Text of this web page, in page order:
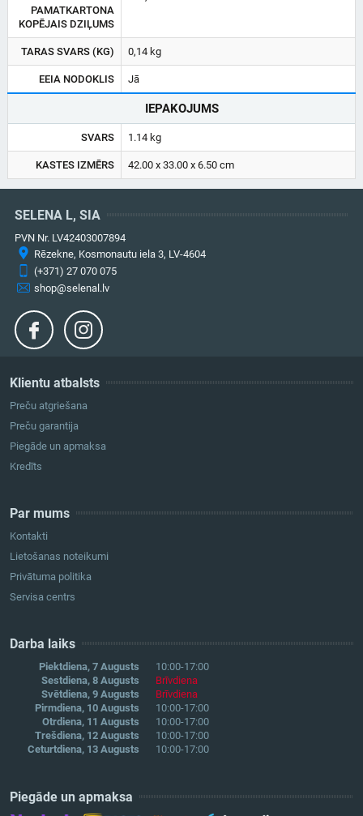
PAMATKARTONA
KOPĒJAIS DZIĻUMS
TARAS SVARS (KG) 0,14 kg
EEIA NODOKLIS Jā
IEPAKOJUMS
SVARS 1.14 kg
KASTES IZMĒRS 42.00 x 33.00 x 6.50 cm
Klientu atbalsts
Preču atgriešana
Preču garantija
Piegāde un apmaksa
Kredīts
Par mums
Kontakti
Lietošanas noteikumi
Privātuma politika
Servisa centrs
Darba laiks
Piektdiena, 7 Augusts
10:00-17:00
Sestdiena, 8 Augusts
Brīvdiena
Svētdiena, 9 Augusts
Brīvdiena
Pirmdiena, 10 Augusts
10:00-17:00
Otrdiena, 11 Augusts
10:00-17:00
Trešdiena, 12 Augusts
10:00-17:00
Ceturtdiena, 13 Augusts
10:00-17:00
Piegāde un apmaksa
SELENA L, SIA
PVN Nr. LV42403007894
Rēzekne, Kosmonautu iela 3, LV-4604
(+371) 27 070 075
shop@selenal.lv